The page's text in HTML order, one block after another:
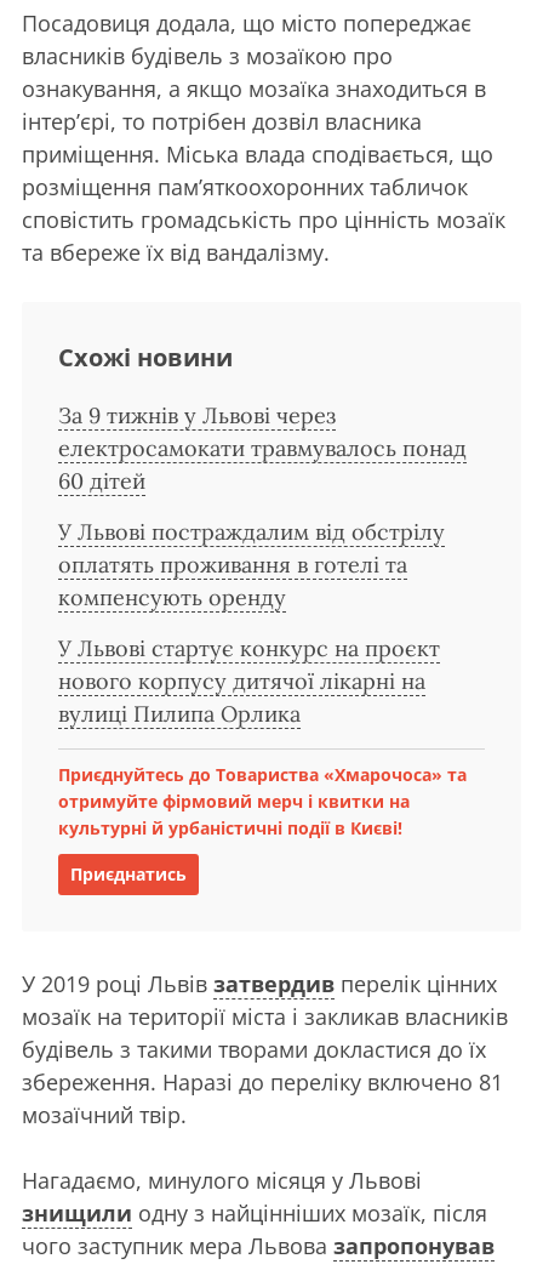
Посадовиця додала, що місто попереджає
власників будівель з мозаїкою про
ознакування, а якщо мозаїка знаходиться в
інтерʼєрі, то потрібен дозвіл власника
приміщення. Міська влада сподівається, що
розміщення памʼяткоохоронних табличок
сповістить громадськість про цінність мозаїк
та вбереже їх від вандалізму.
Схожі новини
За 9 тижнів у Львові через
електросамокати травмувалось понад
60 дітей
У Львові постраждалим від обстрілу
оплатять проживання в готелі та
компенсують оренду
У Львові стартує конкурс на проєкт
нового корпусу дитячої лікарні на
вулиці Пилипа Орлика
Приєднуйтесь до Товариства «Хмарочоса» та
отримуйте фірмовий мерч і квитки на
культурні й урбаністичні події в Києві!
Приєднатись
У 2019 році Львів затвердив перелік цінних
мозаїк на території міста і закликав власників
будівель з такими творами докластися до їх
збереження. Наразі до переліку включено 81
мозаїчний твір.
Нагадаємо, минулого місяця у Львові
знищили одну з найцінніших мозаїк, після
чого заступник мера Львова запропонував